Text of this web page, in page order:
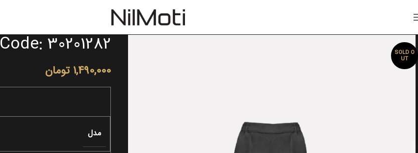
SOLD O
UT
Code: 30201282
1,490,000 تومان
مدل